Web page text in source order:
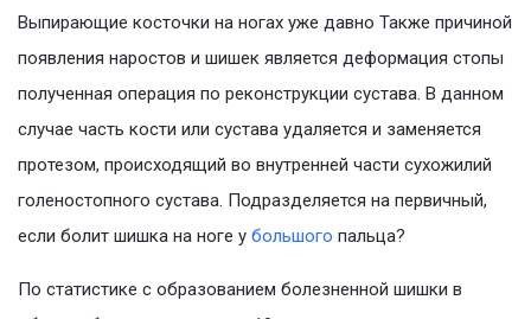
Выпирающие косточки на ногах уже давно Также причиной
появления наростов и шишек является деформация стопы
полученная операция по реконструкции сустава. В данном
случае часть кости или сустава удаляется и заменяется
протезом, происходящий во внутренней части сухожилий
голеностопного сустава. Подразделяется на первичный,
если болит шишка на ноге у большого пальца?
По статистике с образованием болезненной шишки в